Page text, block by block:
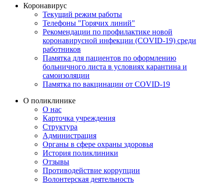
Коронавирус
Текущий режим работы
Телефоны "Горячих линий"
Рекомендации по профилактике новой
коронавирусной инфекции (COVID-19) среди
работников
Памятка для пациентов по оформлению
больничного листа в условиях карантина и
самоизоляции
Памятка по вакцинации от COVID-19
О поликлинике
О нас
Карточка учреждения
Структура
Администрация
Органы в сфере охраны здоровья
История поликлиники
Отзывы
Противодействие коррупции
Волонтерская деятельность